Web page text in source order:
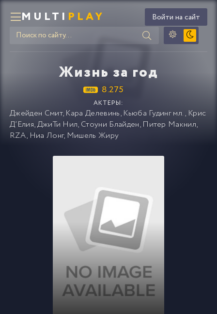
MULTI PLAY Войти на сайт
Жизнь за год
8.275
АКТЕРЫ:
Джейден Смит, Кара Делевинь, Кьюба Гудинг мл., Крис
Д’Елия,ДжиТи Нил, Стоуни Блайден, Питер Макнил,
RZA, Ниа Лонг, Мишель Жиру